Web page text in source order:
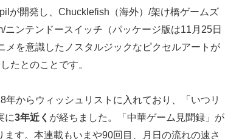
が開発し、Chucklefish（海外）/架け橋ゲームズ
ニンテンドースイッチ（パッケージ版は11月25日
を意識したノスタルジックなピクセルアートが
たとのことです。
からウィッシュリストに入れており、「いつリ
に3年近く が経ちました。「中華ゲーム見聞録」が
す。本連載もいまや90回目、月日の流れの速さ